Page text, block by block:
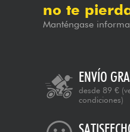
no te
Manténgase
ENVÍO
desde 89 €
condiciones)